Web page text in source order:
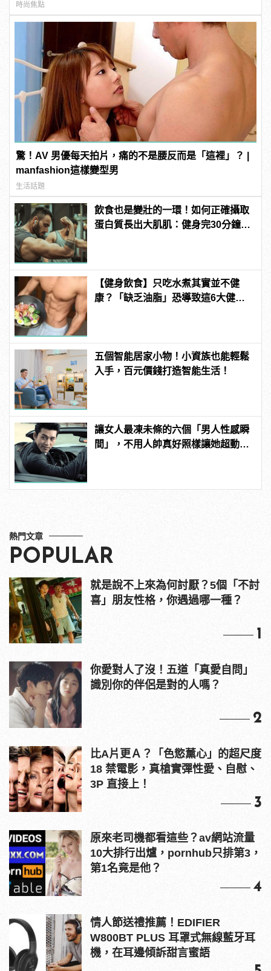
時尚焦點
驚！AV 男優每天拍片，痛的不是腰反而是「這裡」？ |
manfashion這樣變型男
生活話題
飲食也是變壯的一環！如何正確攝取
蛋白質長出大肌肌：健身完30分鐘是
【健身飲食】只吃水煮其實並不健
康？「缺乏油脂」恐導致這6大健康
五個智能居家小物！小資族也能輕鬆
入手，百元價錢打造智能生活！
讓女人最凍未條的六個「男人性感瞬
間」，不用人帥真好照樣讓她超動
熱門文章
POPULAR
就是說不上來為何討厭？5個「不討
喜」朋友性格，你遇過哪一種？
1
你愛對人了沒！五道「真愛自問」
識別你的伴侶是對的人嗎？
2
比A片更Ａ？「色慾薰心」的超尺度
18 禁電影，真槍實彈性愛、自慰、
3P 直接上！
3
原來老司機都看這些？av網站流量
10大排行出爐，pornhub只排第3，
第1名竟是他？
4
情人節送禮推薦！EDIFIER
W800BT PLUS 耳罩式無線藍牙耳
機，在耳邊傾訴甜言蜜語